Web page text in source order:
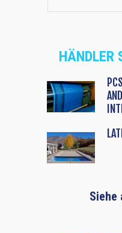
HÄNDLER
Siehe